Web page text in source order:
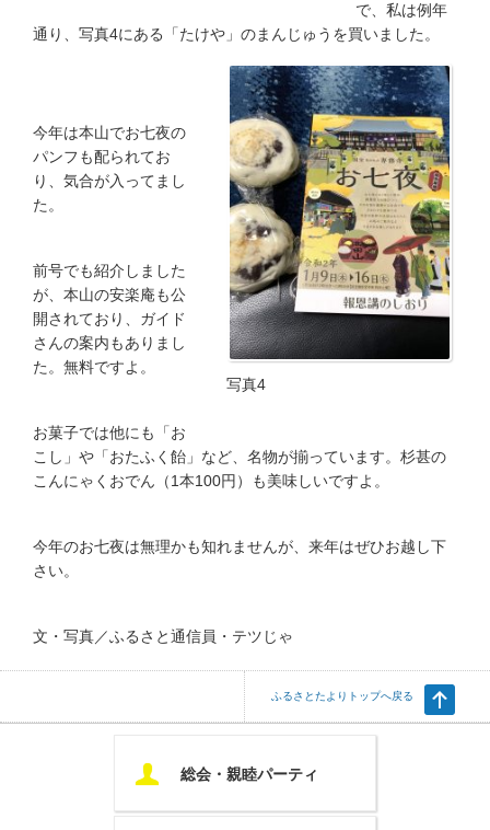
で、私は例年
通り、写真4にある「たけや」のまんじゅうを買いました。
写真4
今年は本山でお七夜の
パンフも配られてお
り、気合が入ってまし
た。
前号でも紹介しました
が、本山の安楽庵も公
開されており、ガイド
さんの案内もありまし
た。無料ですよ。
お菓子では他にも「お
こし」や「おたふく飴」など、名物が揃っています。杉甚の
こんにゃくおでん（1本100円）も美味しいですよ。
今年のお七夜は無理かも知れませんが、来年はぜひお越し下
さい。
文・写真／ふるさと通信員・テツじゃ
ふるさとたよりトップへ戻る
U 総会・親睦パーティ